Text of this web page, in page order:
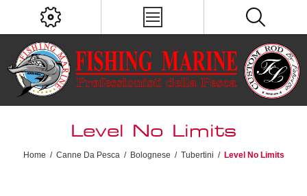
Level No Limits
Home / Canne Da Pesca / Bolognese / Tubertini / Level No Limits